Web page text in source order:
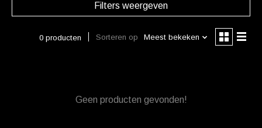
Filters weergeven
0 producten Sorteren op Meest bekeken
Geen producten gevonden!